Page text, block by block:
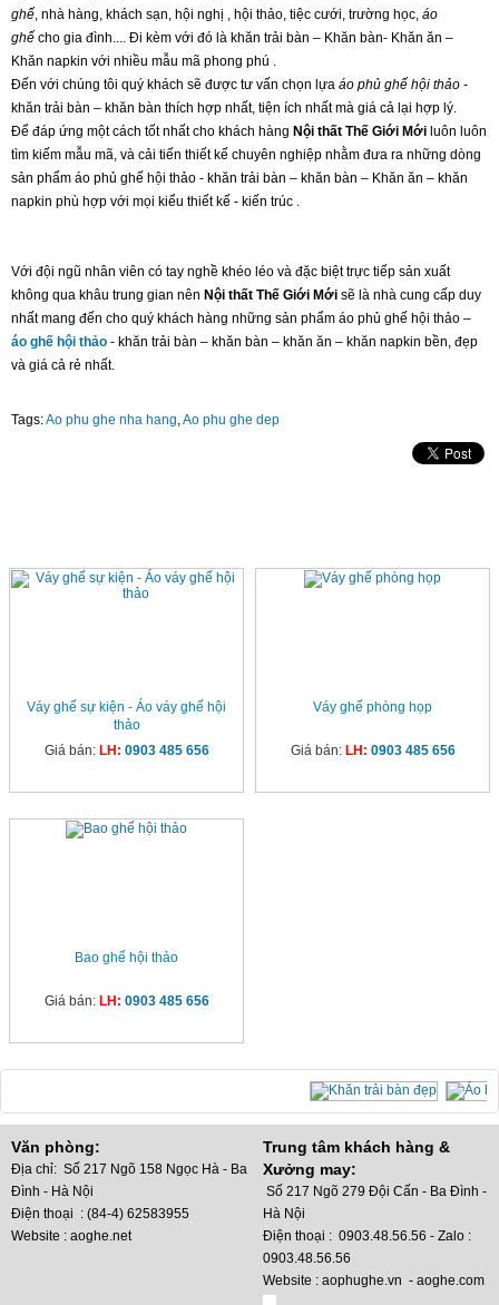
ghế, nhà hàng, khách sạn, hội nghị , hội thảo, tiệc cưới, trường học, áo
ghế cho gia đình.... Đi kèm với đó là khăn trải bàn – Khăn bàn- Khăn ăn –
Khăn napkin với nhiều mẫu mã phong phú .
Đến với chúng tôi quý khách sẽ được tư vấn chọn lựa áo phủ ghế hội thảo -
khăn trải bàn – khăn bàn thích hợp nhất, tiện ích nhất mà giá cả lại hợp lý.
Để đáp ứng một cách tốt nhất cho khách hàng Nội thất Thế Giới Mới luôn luôn
tìm kiếm mẫu mã, và cải tiến thiết kế chuyên nghiệp nhằm đưa ra những dòng
sản phẩm áo phủ ghế hội thảo - khăn trải bàn – khăn bàn – Khăn ăn – khăn
napkin phù hợp với mọi kiểu thiết kế - kiến trúc .
Với đội ngũ nhân viên có tay nghề khéo léo và đặc biệt trực tiếp sản xuất
không qua khâu trung gian nên Nội thất Thế Giới Mới sẽ là nhà cung cấp duy
nhất mang đến cho quý khách hàng những sản phẩm áo phủ ghế hội thảo –
áo ghế hội thảo - khăn trải bàn – khăn bàn – khăn ăn – khăn napkin bền, đẹp
và giá cả rẻ nhất.
Tags:Ao phu ghe nha hang,Ao phu ghe dep
Váy ghế sự kiện - Áo váy ghế hội
thảo
Giá bán: LH: 0903 485 656
Váy ghế phòng họp
Giá bán: LH: 0903 485 656
Bao ghế hội thảo
Giá bán: LH: 0903 485 656
Văn phòng:
Địa chỉ: Số 217 Ngõ 158 Ngọc Hà - Ba
Đình - Hà Nội
Điện thoại : (84-4) 62583955
Website : aoghe.net
Trung tâm khách hàng &
Xưởng may:
Số 217 Ngõ 279 Đội Cấn - Ba Đình -
Hà Nội
Điện thoại : 0903.48.56.56 - Zalo :
0903.48.56.56
Website : aophughe.vn - aoghe.com